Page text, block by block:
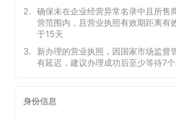
2.
确保未在企业经营异常名录中且所售
营范围内，且营业执照有效期距离有
于15天
3.
新办理的营业执照，因国家市场监督
有延迟，建议办理成功后至少等待7
身份信息